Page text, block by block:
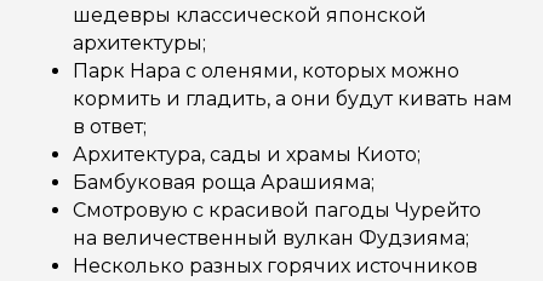
шедевры классической японской
архитектуры;
Парк Нара с оленями, которых можно
кормить и гладить, а они будут кивать нам
в ответ;
Архитектура, сады и храмы Киото;
Бамбуковая роща Арашияма;
Смотровую с красивой пагоды Чурейто
на величественный вулкан Фудзияма;
Несколько разных горячих источников